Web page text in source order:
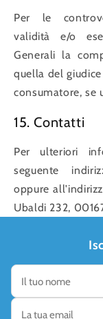
Per le
validità e/o
Generali la
quella del
consumatore, se
15. Contatti
Per ulteriori
seguente
oppure
Ubaldi 232,